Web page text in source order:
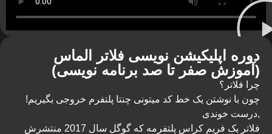
دوره اپلیکیشن نویسی فلاتر الماس
(آموزش صفر تا صد برنامه نویسی)
چرا فلاتر؟
چون با نوشتن یک خط کد میتونی چنتا پلتفرم خروجی بگیریم!
,درست خوندی
فلاتر یک فریم کراس پلتفرمه که گوگل سال 2017 منتشرش